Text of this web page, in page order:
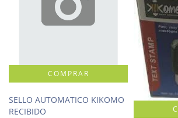
SELLO AUTOMATICO KIKOMO
RECIBIDO